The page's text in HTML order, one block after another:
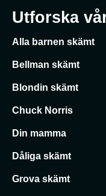
Utforska
Alla barnen skämt
Bellman skämt
Blondin skämt
Chuck Norris
Din mamma
Dåliga skämt
Grova skämt